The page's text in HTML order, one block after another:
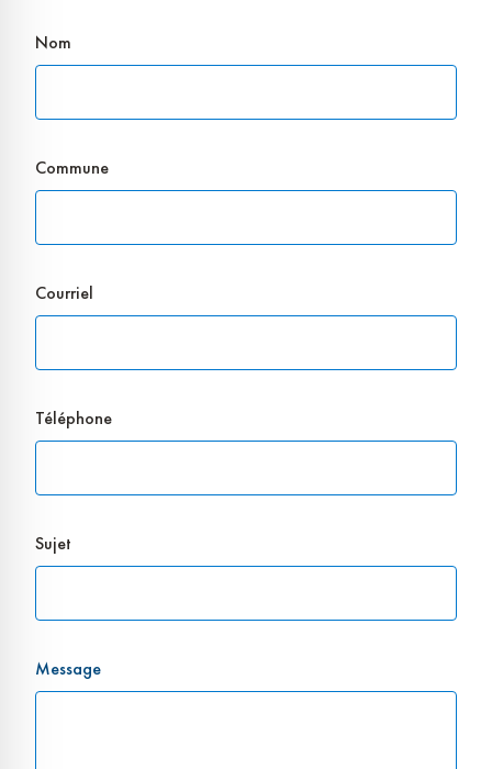
Nom
Commune
Courriel
Téléphone
Sujet
Message